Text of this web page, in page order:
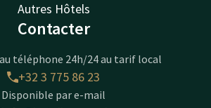
Autres Hôtels
Contacter
téléphone 24h/24 au tarif local
+32 3 775 86 23
Disponible par e-mail